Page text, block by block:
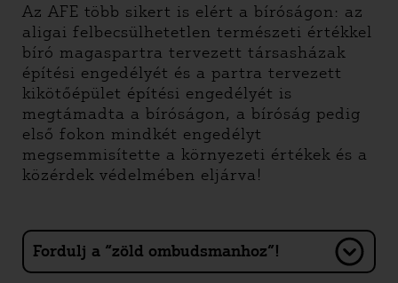
Az AFE több sikert is elért a bíróságon: az
aligai felbecsülhetetlen természeti értékkel
bíró magaspartra tervezett társasházak
építési engedélyét és a partra tervezett
kikötőépület építési engedélyét is
megtámadta a bíróságon, a bíróság pedig
első fokon mindkét engedélyt
megsemmisítette a környezeti értékek és a
közérdek védelmében eljárva!
Fordulj a “zöld ombudsmanhoz”!